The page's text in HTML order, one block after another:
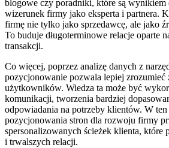
blogowe czy poradniki, które są wynikiem
wizerunek firmy jako eksperta i partnera.
firmę nie tylko jako sprzedawcę, ale jako
To buduje długoterminowe relacje oparte
transakcji.
Co więcej, poprzez analizę danych z
pozycjonowanie pozwala lepiej zrozumieć
użytkowników. Wiedza ta może być
komunikacji, tworzenia bardziej
odpowiadania na potrzeby klientów. W ten
pozycjonowania stron dla rozwoju firmy
spersonalizowanych ścieżek klienta, które
i trwalszych relacji.